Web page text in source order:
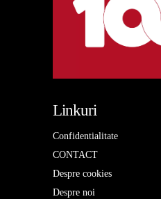
Linkuri
Confidentialitate
CONTACT
Despre cookies
Despre noi